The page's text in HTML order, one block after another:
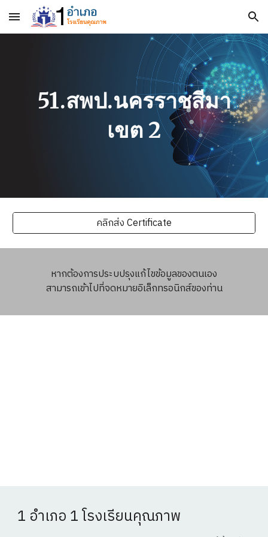
Skip to main content Skip to navigation
51.สพป.นครราชสีมา
เขต 2
คลิกส่ง Certificate
หากต้องการประบปรุงแก้ไขข้อมูลของตนเอง
สามารถเข้าไปที่จดหมายอิเล็กทรอนิกส์ของท่าน
1 อำเภอ 1 โรงเรียนคุณภาพ